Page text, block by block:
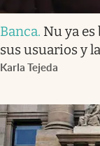
Banca. Nu ya
sus usuarios y
Karla Tejeda